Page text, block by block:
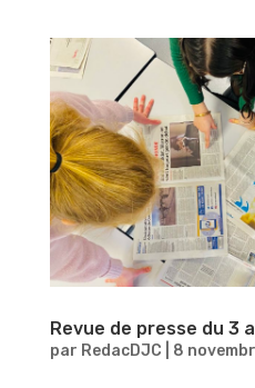
Revue de presse du 3
par RedacDJC 8